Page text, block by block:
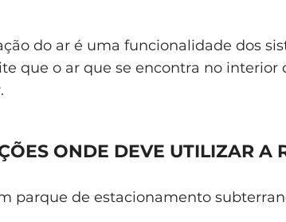
do ar é uma funcionalidade dos
que o ar que se encontra no interior
ONDE DEVE UTILIZAR A